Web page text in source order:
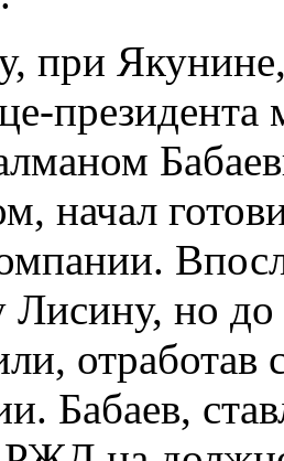
при
начал
но до
отработав
Бабаев,